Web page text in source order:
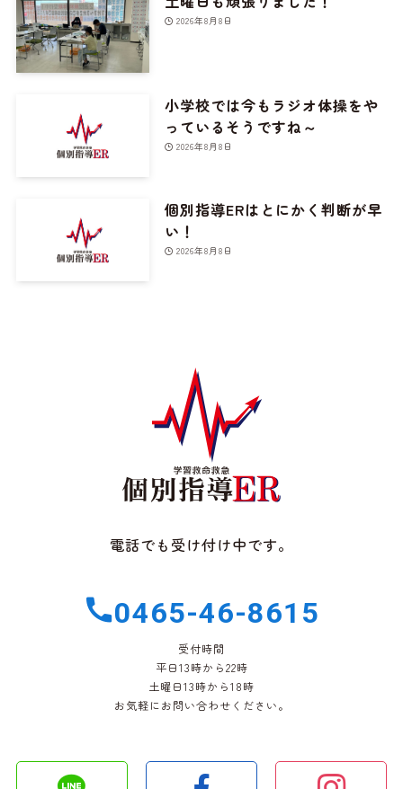
2026年8月8日
小学校では今もラジオ体操をや
っているそうですね～
2026年8月8日
個別指導ERはとにかく判断が早
い！
2026年8月8日
電話でも受け付け中です。
0465-46-8615
受付時間
平日13時から22時
土曜日13時から18時
お気軽にお問い合わせください。